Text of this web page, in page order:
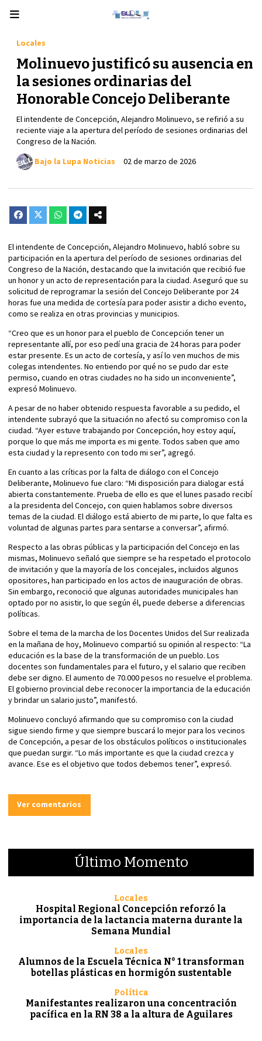
Molinuevo justificó su ausencia en
la sesiones ordinarias del
Honorable Concejo Deliberante
El intendente de Concepción, Alejandro Molinuevo, se refirió a su
reciente viaje a la apertura del período de sesiones ordinarias del
Congreso de la Nación.
Locales
02 de marzo de 2026
Bajo la Lupa Noticias
El intendente de Concepción, Alejandro Molinuevo, habló sobre su
participación en la apertura del período de sesiones ordinarias del
Congreso de la Nación, destacando que la invitación que recibió fue
un honor y un acto de representación para la ciudad. Aseguró que su
solicitud de reprogramar la sesión del Concejo Deliberante por 24
horas fue una medida de cortesía para poder asistir a dicho evento,
como se realiza en otras provincias y municipios.
“Creo que es un honor para el pueblo de Concepción tener un
representante allí, por eso pedí una gracia de 24 horas para poder
estar presente. Es un acto de cortesía, y así lo ven muchos de mis
colegas intendentes. No entiendo por qué no se pudo dar este
permiso, cuando en otras ciudades no ha sido un inconveniente”,
expresó Molinuevo.
A pesar de no haber obtenido respuesta favorable a su pedido, el
intendente subrayó que la situación no afectó su compromiso con la
ciudad. “Ayer estuve trabajando por Concepción, hoy estoy aquí,
porque lo que más me importa es mi gente. Todos saben que amo
esta ciudad y la represento con todo mi ser”, agregó.
En cuanto a las críticas por la falta de diálogo con el Concejo
Deliberante, Molinuevo fue claro: “Mi disposición para dialogar está
abierta constantemente. Prueba de ello es que el lunes pasado recibí
a la presidenta del Concejo, con quien hablamos sobre diversos
temas de la ciudad. El diálogo está abierto de mi parte, lo que falta es
voluntad de algunas partes para sentarse a conversar”, afirmó.
Respecto a las obras públicas y la participación del Concejo en las
mismas, Molinuevo señaló que siempre se ha respetado el protocolo
de invitación y que la mayoría de los concejales, incluidos algunos
opositores, han participado en los actos de inauguración de obras.
Sin embargo, reconoció que algunas autoridades municipales han
optado por no asistir, lo que según él, puede deberse a diferencias
políticas.
Sobre el tema de la marcha de los Docentes Unidos del Sur realizada
en la mañana de hoy, Molinuevo compartió su opinión al respecto: “La
educación es la base de la transformación de un pueblo. Los
docentes son fundamentales para el futuro, y el salario que reciben
debe ser digno. El aumento de 70.000 pesos no resuelve el problema.
El gobierno provincial debe reconocer la importancia de la educación
y brindar un salario justo”, manifestó.
Molinuevo concluyó afirmando que su compromiso con la ciudad
sigue siendo firme y que siempre buscará lo mejor para los vecinos
de Concepción, a pesar de los obstáculos políticos o institucionales
que puedan surgir. “Lo más importante es que la ciudad crezca y
avance. Ese es el objetivo que todos debemos tener”, expresó.
Ver comentarios
Último Momento
Hospital Regional Concepción reforzó la
importancia de la lactancia materna durante la
Semana Mundial
Locales
Alumnos de la Escuela Técnica N° 1 transforman
botellas plásticas en hormigón sustentable
Locales
Manifestantes realizaron una concentración
pacífica en la RN 38 a la altura de Aguilares
Política